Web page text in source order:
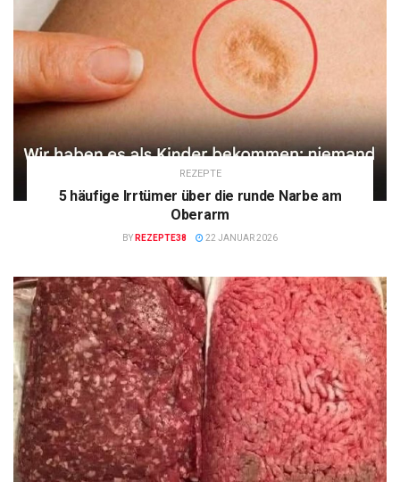
REZEPTE
5 häufige Irrtümer über die runde Narbe am
Oberarm
BY REZEPTE38 22 JANUAR 2026